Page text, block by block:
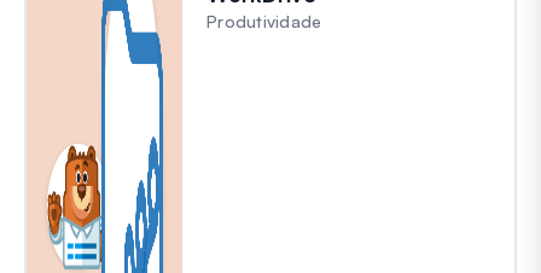
Produtividade